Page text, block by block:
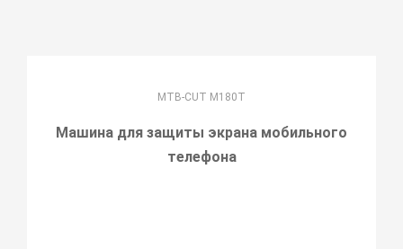
MTB-CUT M180T
Машина для защиты экрана мобильного
телефона